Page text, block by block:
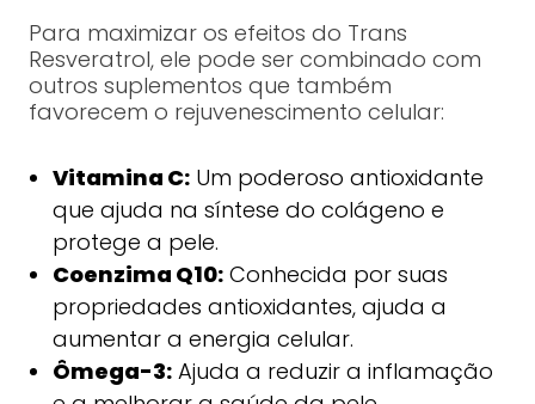
Para maximizar os efeitos do Trans
Resveratrol, ele pode ser combinado com
outros suplementos que também
favorecem o rejuvenescimento celular:
Vitamina C:Um poderoso antioxidante
que ajuda na síntese do colágeno e
protege a pele.
Coenzima Q10:Conhecida por suas
propriedades antioxidantes, ajuda a
aumentar a energia celular.
Ômega-3:Ajuda a reduzir a inflamação